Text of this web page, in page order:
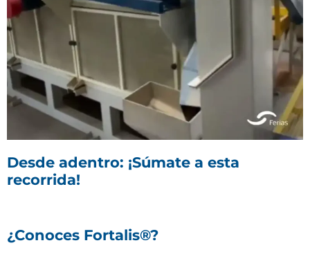
Desde adentro: ¡Súmate a esta
recorrida!
¿Conoces Fortalis®?